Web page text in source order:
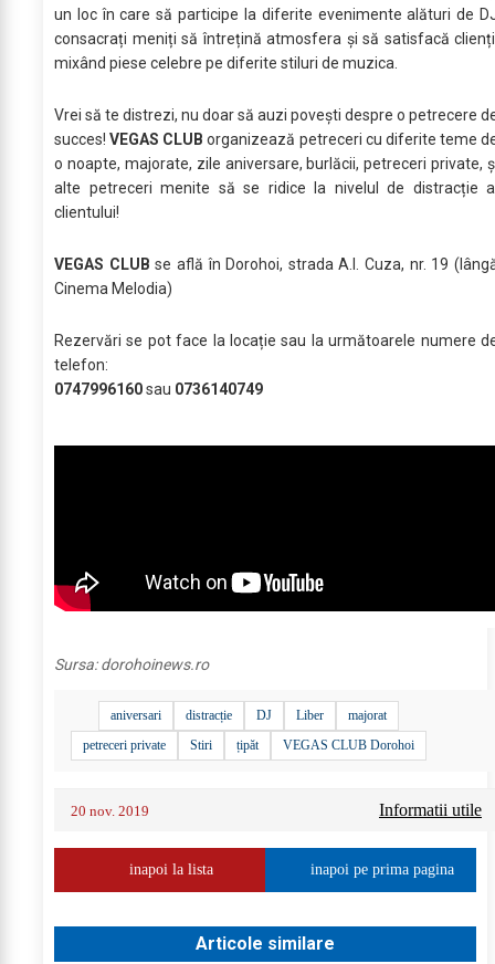
un loc în care să participe la diferite evenimente alături de
consacrați meniți să întrețină atmosfera și să satisfacă
mixând piese celebre pe diferite stiluri de muzica.
Vrei să te distrezi, nu doar să auzi povești despre o petrecere
succes!VEGAS CLUB organizează petreceri cu diferite teme
o noapte, majorate, zile aniversare, burlăcii, petreceri private,
alte petreceri menite să se ridice la nivelul de distracție
clientului!
VEGAS CLUBse află în Dorohoi, strada A.I. Cuza, nr. 19
Cinema Melodia)
Rezervări se pot face la locație sau la următoarele numere
telefon:
0747996160sau 0736140749
Sursa:dorohoinews.ro
aniversari distracție DJ Liber
majorat
petreceri private
Stiri țipăt VEGAS CLUB Dorohoi
20 nov. 2019 Informatii utile
inapoi la lista inapoi pe prima pagina
Articole similare